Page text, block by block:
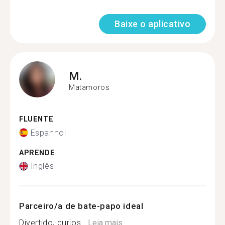
Baixe o aplicativo
M.
Matamoros
FLUENTE
Espanhol
APRENDE
Inglês
Parceiro/a de bate-papo ideal
Divertido, curios... Leia mais